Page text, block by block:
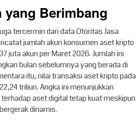
Berimbang
tercermin dari data Otoritas Jasa
jumlah akun konsumen aset kripto
juta akun per Maret 2026. Jumlah ini
bulan sebelumnya yang berada di
itu, nilai transaksi aset kripto pada
triliun. Angka ini menunjukkan
aset digital tetap kuat meskipun
dinamis.